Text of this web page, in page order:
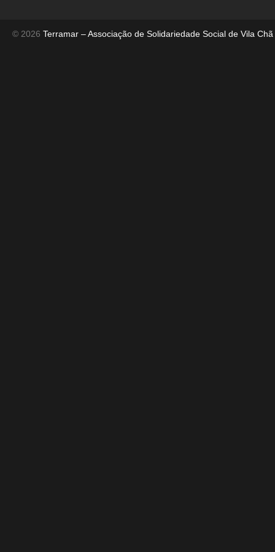
© 2026 Terramar – Associação de Solidariedade Social de Vila Chã